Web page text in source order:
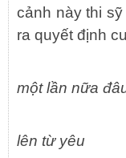
cảnh này thi
ra quyết định
một lần nữa
Khi
lên từ yêu